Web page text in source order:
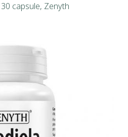
capsule, Zenyth